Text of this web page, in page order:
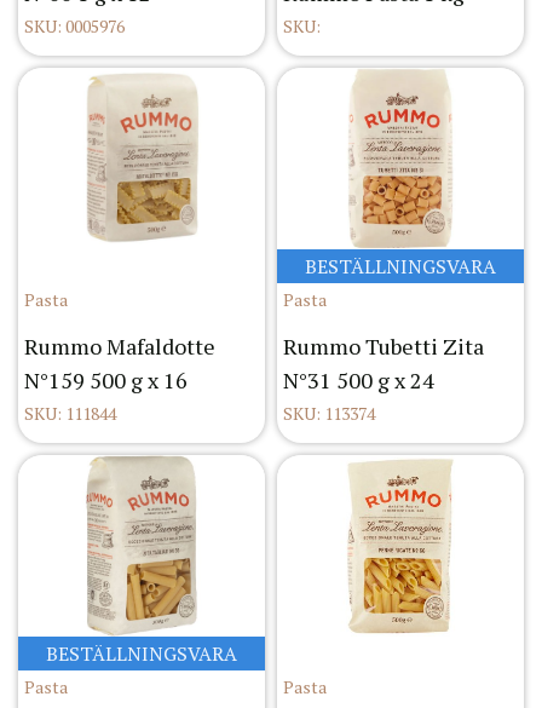
SKU: 0005976 SKU:
Pasta
Rummo Mafaldotte
N°159 500 g x 16
SKU: 111844
BESTÄLLNINGSVARA
Pasta
Rummo Tubetti Zita
N°31 500 g x 24
SKU: 113374
BESTÄLLNINGSVARA
Pasta Pasta